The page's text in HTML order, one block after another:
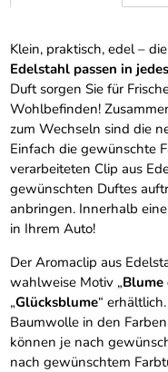
Klein, praktisch, edel –
Edelstahl passen in
Duft sorgen Sie für
Wohlbefinden!
zum Wechseln sind die
Einfach die gewünschte
verarbeiteten Clip aus
gewünschten Duftes
anbringen. Innerhalb
in Ihrem Auto!
Der Aromaclip aus
wahlweise Motiv „Blume
„Glücksblume“
Baumwolle in den
können je nach
nach gewünschtem